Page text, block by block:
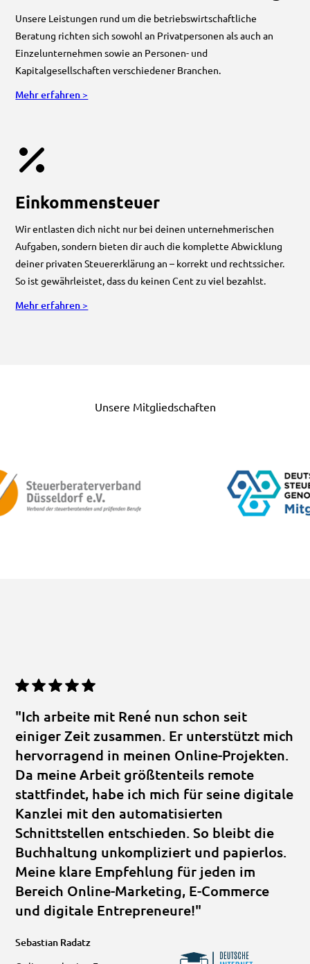
Unsere Leistungen rund um die betriebswirtschaftliche
Beratung richten sich sowohl an Privatpersonen als auch an
Einzelunternehmen sowie an Personen- und
Kapitalgesellschaften verschiedener Branchen.
Mehr erfahren >
Einkommensteuer
Wir entlasten dich nicht nur bei deinen unternehmerischen
Aufgaben, sondern bieten dir auch die komplette Abwicklung
deiner privaten Steuererklärung an – korrekt und rechtssicher.
So ist gewährleistet, dass du keinen Cent zu viel bezahlst.
Mehr erfahren >
Unsere Mitgliedschaften
"Ich arbeite mit René nun schon seit
einiger Zeit zusammen. Er unterstützt mich
hervorragend in meinen Online-Projekten.
Da meine Arbeit größtenteils remote
stattfindet, habe ich mich für seine digitale
Kanzlei mit den automatisierten
Schnittstellen entschieden. So bleibt die
Buchhaltung unkompliziert und papierlos.
Meine klare Empfehlung für jeden im
Bereich Online-Marketing, E-Commerce
und digitale Entrepreneure!"
Sebastian Radatz